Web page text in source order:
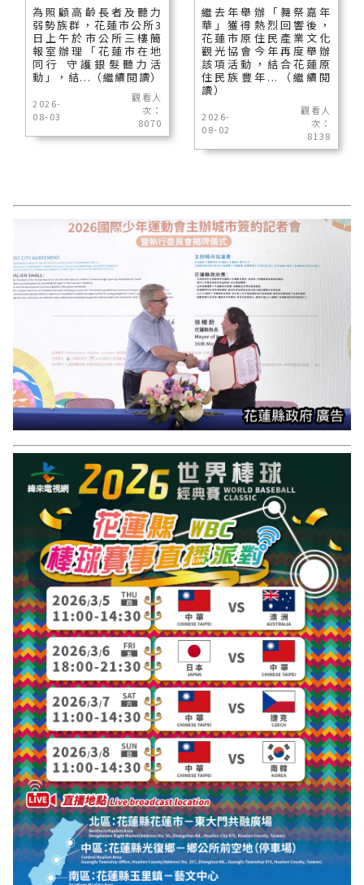
為照顧高齡長者及聽力
弱勢族群，花蓮市公所3
日上午於市公所三樓簡
報室辦理「花蓮市在地
同行 守護銀髮聽力活
動」，結...（繼續閱讀）
2026-
08-03
觀看人
次：
8070
繼去年舉辦「舞祭嘉年
華」獲得熱烈回響後，
花蓮市原住民產業文化
觀光協會今年再度舉辦
該項活動，結合花蓮原
住民族豐年...（繼續閱
讀）
2026-
08-02
觀看人
次：
8138